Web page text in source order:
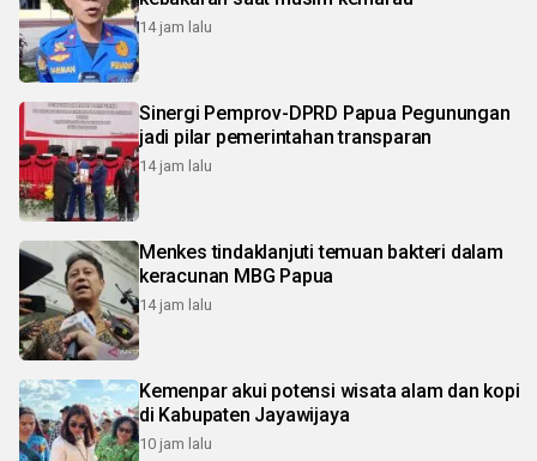
14 jam lalu
Sinergi Pemprov-DPRD Papua Pegunungan
jadi pilar pemerintahan transparan
14 jam lalu
Menkes tindaklanjuti temuan bakteri dalam
keracunan MBG Papua
14 jam lalu
Kemenpar akui potensi wisata alam dan kopi
di Kabupaten Jayawijaya
10 jam lalu